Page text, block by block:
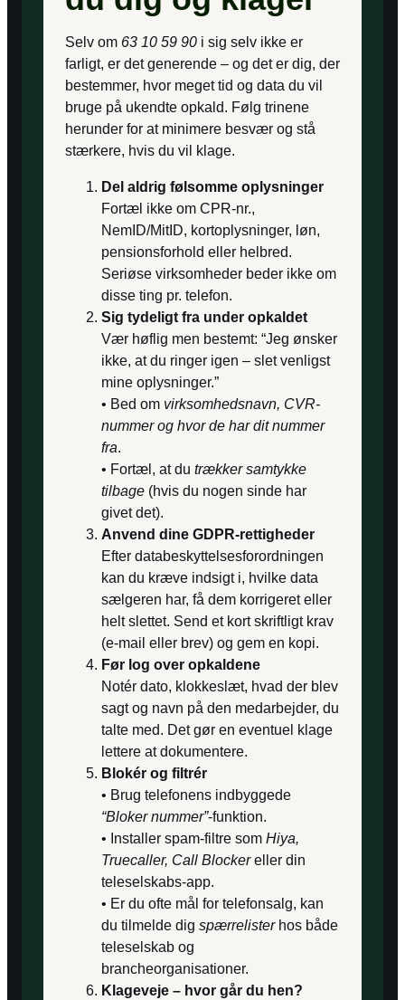
Selv om 63 10 59 90 i sig selv ikke er
farligt, er det generende – og det er dig, der
bestemmer, hvor meget tid og data du vil
bruge på ukendte opkald. Følg trinene
herunder for at minimere besvær og stå
stærkere, hvis du vil klage.
Del aldrig følsomme oplysninger
Fortæl ikke om CPR-nr.,
NemID/MitID, kortoplysninger, løn,
pensionsforhold eller helbred.
Seriøse virksomheder beder ikke om
disse ting pr. telefon.
Sig tydeligt fra under opkaldet
Vær høflig men bestemt: “Jeg ønsker
ikke, at du ringer igen – slet venligst
mine oplysninger.”
• Bed om virksomhedsnavn, CVR-
nummer og hvor de har dit nummer
fra.
• Fortæl, at du trækker samtykke
tilbage (hvis du nogen sinde har
givet det).
Anvend dine GDPR-rettigheder
Efter databeskyttelsesforordningen
kan du kræve indsigt i, hvilke data
sælgeren har, få dem korrigeret eller
helt slettet. Send et kort skriftligt krav
(e-mail eller brev) og gem en kopi.
Før log over opkaldene
Notér dato, klokkeslæt, hvad der blev
sagt og navn på den medarbejder, du
talte med. Det gør en eventuel klage
lettere at dokumentere.
Blokér og filtrér
• Brug telefonens indbyggede
“Bloker nummer”-funktion.
• Installer spam-filtre som Hiya,
Truecaller, Call Blockereller din
teleselskabs-app.
• Er du ofte mål for telefonsalg, kan
du tilmelde dig spærrelisterhos både
teleselskab og
brancheorganisationer.
Klageveje – hvor går du hen?